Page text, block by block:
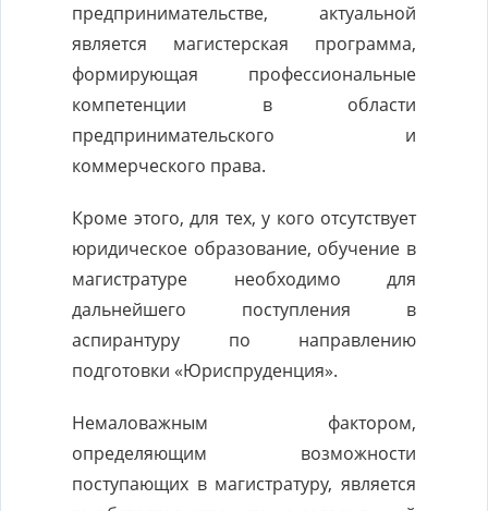
предпринимательстве, актуальной
является магистерская программа,
формирующая профессиональные
компетенции в области
предпринимательского и
коммерческого права.
Кроме этого, для тех, у кого отсутствует
юридическое образование, обучение в
магистратуре необходимо для
дальнейшего поступления в
аспирантуру по направлению
подготовки «Юриспруденция».
Немаловажным фактором,
определяющим возможности
поступающих в магистратуру, является